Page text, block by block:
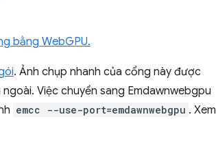
bằng WebGPU.
. Ảnh chụp nhanh của cổng này được
Việc chuyển sang Emdawnwebgpu
emcc --use-port=emdawnwebgpu . Xem